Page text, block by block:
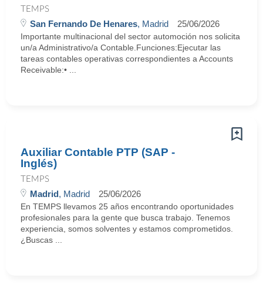
TEMPS
San Fernando De Henares, Madrid 25/06/2026
Importante multinacional del sector automoción nos solicita
un/a Administrativo/a Contable.Funciones:Ejecutar las
tareas contables operativas correspondientes a Accounts
Receivable:• ...
Auxiliar Contable PTP (SAP -
Inglés)
TEMPS
Madrid, Madrid 25/06/2026
En TEMPS llevamos 25 años encontrando oportunidades
profesionales para la gente que busca trabajo. Tenemos
experiencia, somos solventes y estamos comprometidos.
¿Buscas ...